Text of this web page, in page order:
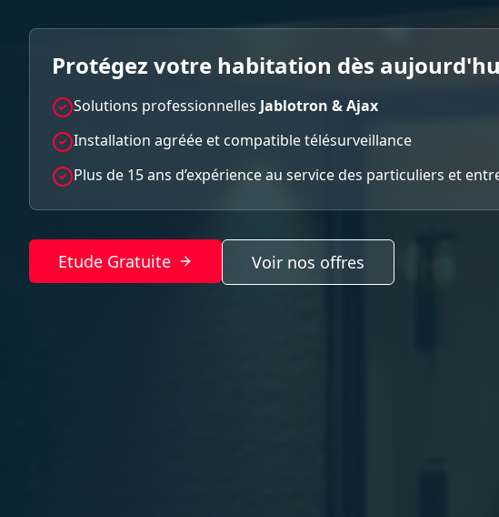
Protégez votre habitation dès
Solutions professionnelles Jablotron & Ajax
Installation agréée et compatible télésurveillance
Plus de 15 ans d’expérience au service des particuliers et
Etude Gratuite Voir nos offres